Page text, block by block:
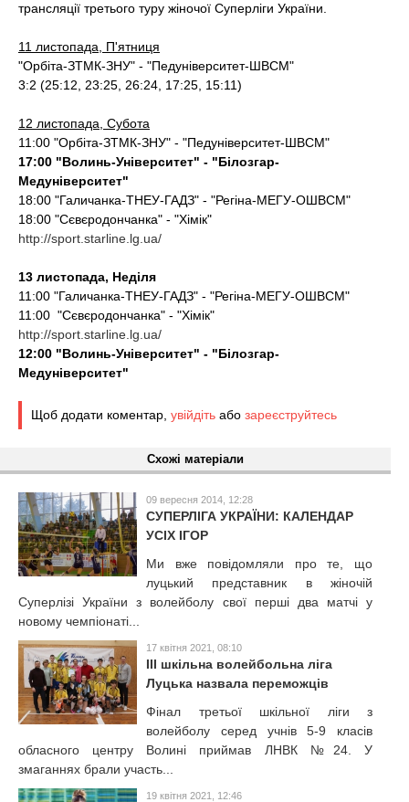
трансляцiї третього туру жiночої Суперлiги України.
11 листопада, П'ятниця
"Орбіта-ЗТМК-ЗНУ" - "Педуніверситет-ШВСМ"
3:2 (25:12, 23:25, 26:24, 17:25, 15:11)
12 листопада, Субота
11:00 "Орбіта-ЗТМК-ЗНУ" - "Педуніверситет-ШВСМ"
17:00 "Волинь-Університет" - "Білозгар-
Медуніверситет"
18:00 "Галичанка-ТНЕУ-ГАДЗ" - "Регіна-МЕГУ-ОШВСМ"
18:00 "Сєвєродончанка" - "Хімік"
http://sport.starline.lg.ua/
13 листопада, Недiля
11:00 "Галичанка-ТНЕУ-ГАДЗ" - "Регіна-МЕГУ-ОШВСМ"
11:00 "Сєвєродончанка" - "Хімік"
http://sport.starline.lg.ua/
12:00 "Волинь-Університет" - "Білозгар-
Медуніверситет"
Щоб додати коментар, увійдіть або зареєструйтесь
Схожі матеріали
09 вересня 2014, 12:28
СУПЕРЛІГА УКРАЇНИ: КАЛЕНДАР
УСІХ ІГОР
Ми вже повідомляли про те, що
луцький представник в жіночій
Суперлізі України з волейболу свої перші два матчі у
новому чемпіонаті...
17 квітня 2021, 08:10
ІІІ шкільна волейбольна ліга
Луцька назвала переможців
Фінал третьої шкільної ліги з
волейболу серед учнів 5-9 класів
обласного центру Волині приймав ЛНВК №24. У
змаганнях брали участь...
19 квітня 2021, 12:46